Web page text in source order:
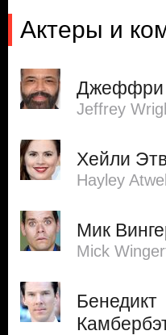
Актеры и
Джеффри
Jeffrey
Хейли
Hayley Atwell
Мик
Mick
Бенедикт